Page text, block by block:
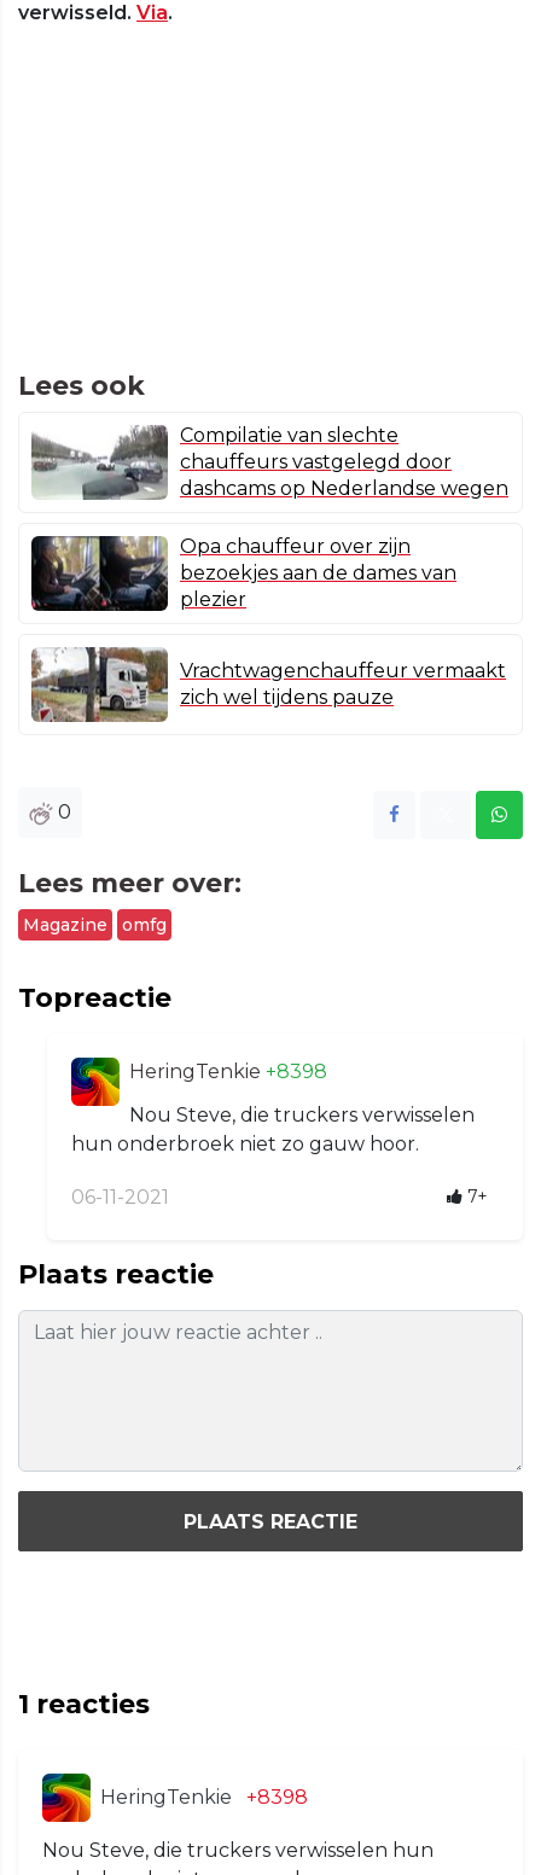
verwisseld. Via.
Lees ook
Compilatie van slechte
chauffeurs vastgelegd door
dashcams op Nederlandse wegen
Opa chauffeur over zijn
bezoekjes aan de dames van
plezier
Vrachtwagenchauffeur vermaakt
zich wel tijdens pauze
0
Lees meer over:
Magazine omfg
Topreactie
HeringTenkie +8398
Nou Steve, die truckers verwisselen
hun onderbroek niet zo gauw hoor.
06-11-2021 7+
Plaats reactie
PLAATS REACTIE
1 reacties
HeringTenkie +8398
Nou Steve, die truckers verwisselen hun